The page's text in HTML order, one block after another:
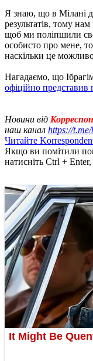
Я знаю, що в Мілані
результатів, тому
щоб ми поліпшили
особисто про мене,
наскільки це
Нагадаємо, що
офіційно представив
Новини від
наш канал https://
Читайте
Якщо ви помітили
натисніть Ctrl +